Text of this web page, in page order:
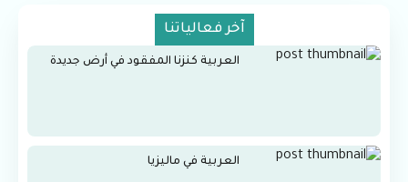
آخر فعالياتنا
العربية كنزنا المفقود في أرض جديدة
العربية في ماليزيا